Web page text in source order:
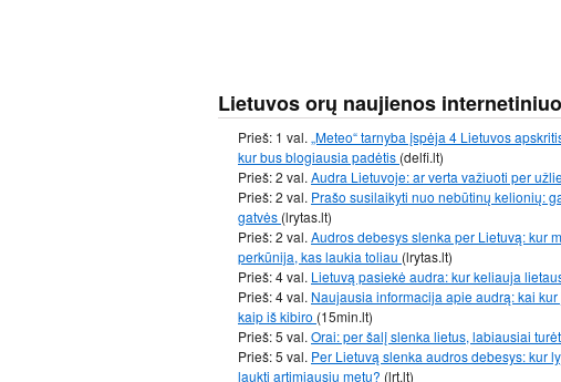
Lietuvos orų naujienos
Prieš: 1 val. „Meteo“ tarnyba įspėja 4 Lietuvos
kur bus blogiausia padėtis (delfi.lt)
Prieš: 2 val. Audra Lietuvoje: ar verta važiuoti per
Prieš: 2 val. Prašo susilaikyti nuo nebūtinų kelionių:
gatvės (lrytas.lt)
Prieš: 2 val. Audros debesys slenka per Lietuvą: kur
perkūnija, kas laukia toliau (lrytas.lt)
Prieš: 4 val. Lietuvą pasiekė audra: kur keliauja
Prieš: 4 val. Naujausia informacija apie audrą: kai
kaip iš kibiro (15min.lt)
Prieš: 5 val. Orai: per šalį slenka lietus, labiausiai
Prieš: 5 val. Per Lietuvą slenka audros debesys: kur
laukti artimiausiu metu? (lrt.lt)